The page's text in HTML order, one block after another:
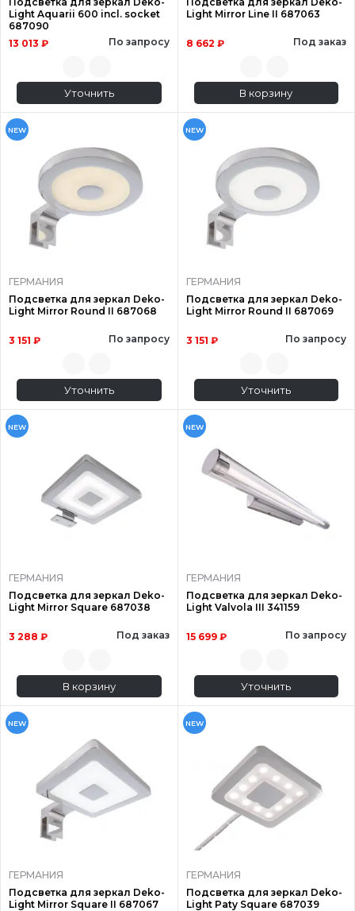
Light Aquarii 600 incl. socket
687090
13 013 ₽
По запросу
Уточнить
Light Mirror Line II 687063
8 662 ₽ Под заказ
В корзину
NEW
ГЕРМАНИЯ
Подсветка для зеркал Deko-
Light Mirror Round II 687068
3 151 ₽ По запросу
Уточнить
NEW
ГЕРМАНИЯ
Подсветка для зеркал Deko-
Light Mirror Round II 687069
3 151 ₽ По запросу
Уточнить
NEW
ГЕРМАНИЯ
Подсветка для зеркал Deko-
Light Mirror Square 687038
3 288 ₽ Под заказ
В корзину
NEW
ГЕРМАНИЯ
Подсветка для зеркал Deko-
Light Valvola III 341159
15 699 ₽ По запросу
Уточнить
NEW
ГЕРМАНИЯ
Подсветка для зеркал Deko-
Light Mirror Square II 687067
NEW
ГЕРМАНИЯ
Подсветка для зеркал Deko-
Light Paty Square 687039